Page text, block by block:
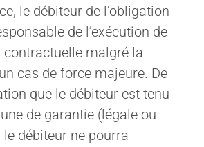
le débiteur de l’obligation
de l’exécution de
malgré la
cas de force majeure. De
que le débiteur est tenu
de garantie (légale ou
débiteur ne pourra